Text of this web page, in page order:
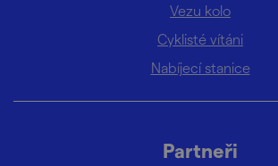
Vezu kolo
Cyklisté vítáni
Nabíjecí stanice
Partneři